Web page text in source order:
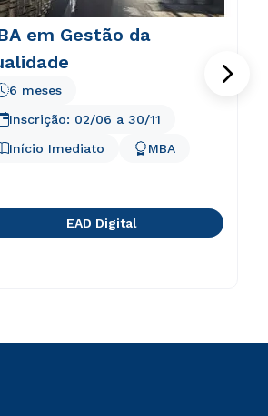
em Gestão da
Início Imediato
6 meses
MBA
Inscrição: 02/06 a 30/11
EAD Digital